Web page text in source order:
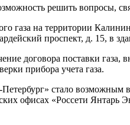
решить вопросы,
газа на территории
проспект, д. 15, в
договора поставки
прибора учета газа.
стало
офисах «Россети